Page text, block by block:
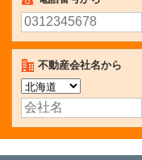
不動産会社名から